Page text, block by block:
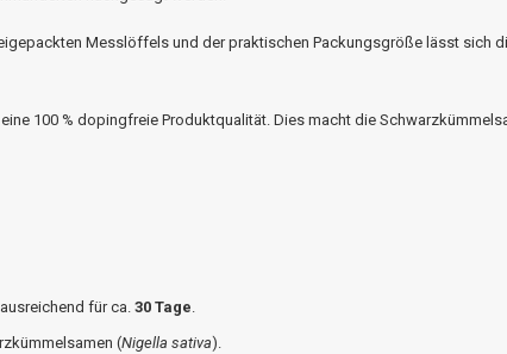
Messlöffels und der praktischen Packungsgröße lässt sich
100 % dopingfreie Produktqualität. Dies macht die
für ca. 30 Tage.
(Nigella sativa).